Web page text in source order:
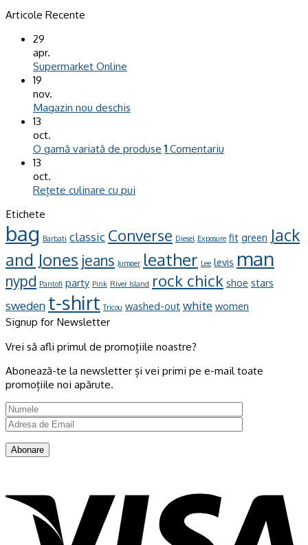
Articole Recente
29
apr.
Supermarket Online
19
nov.
Magazin nou deschis
13
oct.
O gamă variată de produse 1 Comentariu
13
oct.
Rețete culinare cu pui
Etichete
bag Barbati classic Converse Diesel Exposure fit green Jack
and Jones jeans Jumper leather Lee levis man
nypd Pantofi party Pink River Island rock chick shoe stars
sweden t-shirt Tricou washed-out white women
Signup for Newsletter
Vrei să afli primul de promoțiile noastre?
Abonează-te la newsletter și vei primi pe e-mail toate
promoțiile noi apărute.